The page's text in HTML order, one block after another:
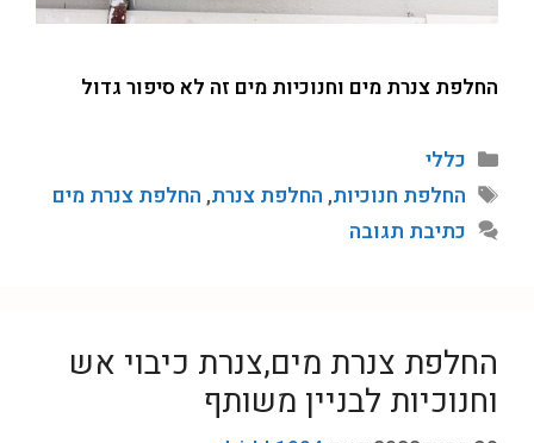
החלפת צנרת מים וחנוכיות מים זה לא סיפור גדול
כללי
החלפת חנוכיות, החלפת צנרת, החלפת צנרת מים
כתיבת תגובה
החלפת צנרת מים,צנרת כיבוי אש
וחנוכיות לבניין משותף